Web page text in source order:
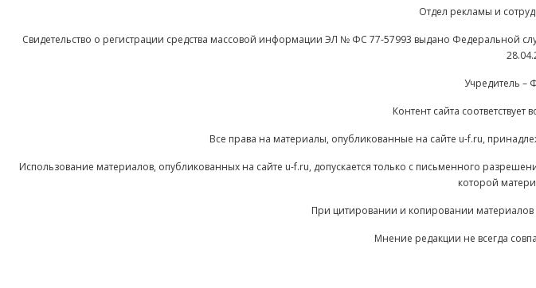
Отдел рекламы и
Свидетельство о регистрации средства массовой информации ЭЛ № ФС 77-57993 выдано Федеральной
Учредитель –
Контент сайта
Все права на материалы, опубликованные на сайте u-f.ru,
Использование материалов, опубликованных на сайте u-f.ru, допускается только с письменного
которой
При цитировании и копировании
Мнение редакции не всегда